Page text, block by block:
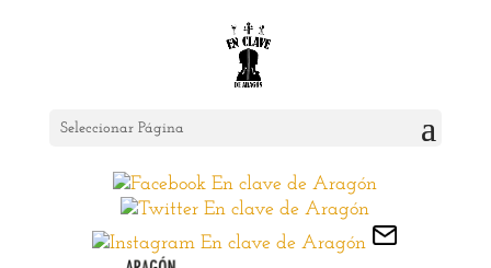
Seleccionar Página